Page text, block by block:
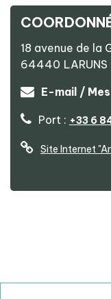
18 avenue de la
64440 LARUNS
E-mail /
Port : +33 6
Site Internet
Anne-Laure Laëns
−